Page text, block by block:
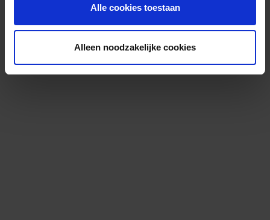
Alle cookies toestaan
Alleen noodzakelijke cookies